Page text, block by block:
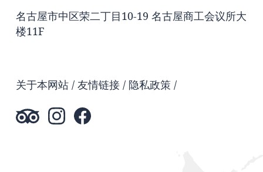
名古屋市中区荣二丁目10-19 名古屋商工会议所大
楼11F
关于本网站 友情链接 隐私政策